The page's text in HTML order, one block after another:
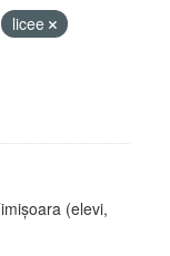
licee
(elevi,